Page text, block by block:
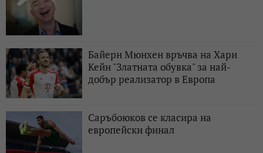
Байерн Мюнхен връчва на Хари
Кейн "Златната обувка" за най-
добър реализатор в Европа
Саръбоюков се класира на
европейски финал